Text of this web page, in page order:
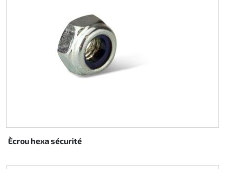
Ècrou hexa sécurité